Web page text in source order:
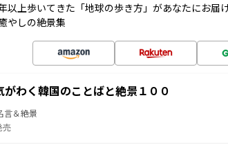
以上歩いてきた「地球の歩き方」があなたにお届
やしの絶景集
がわく韓国のことばと絶景１００
言＆絶景
売